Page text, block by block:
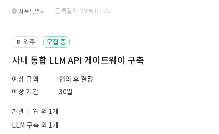
서울특별시 · 등록일자 2026.07.27.
📔 외주 모집 중
사내 통합 LLM API 게이트웨이 구축
예상 금액
협의 후 결정
예상 기간
30일
개발
웹 외 1개
LLM 구축 외 1개